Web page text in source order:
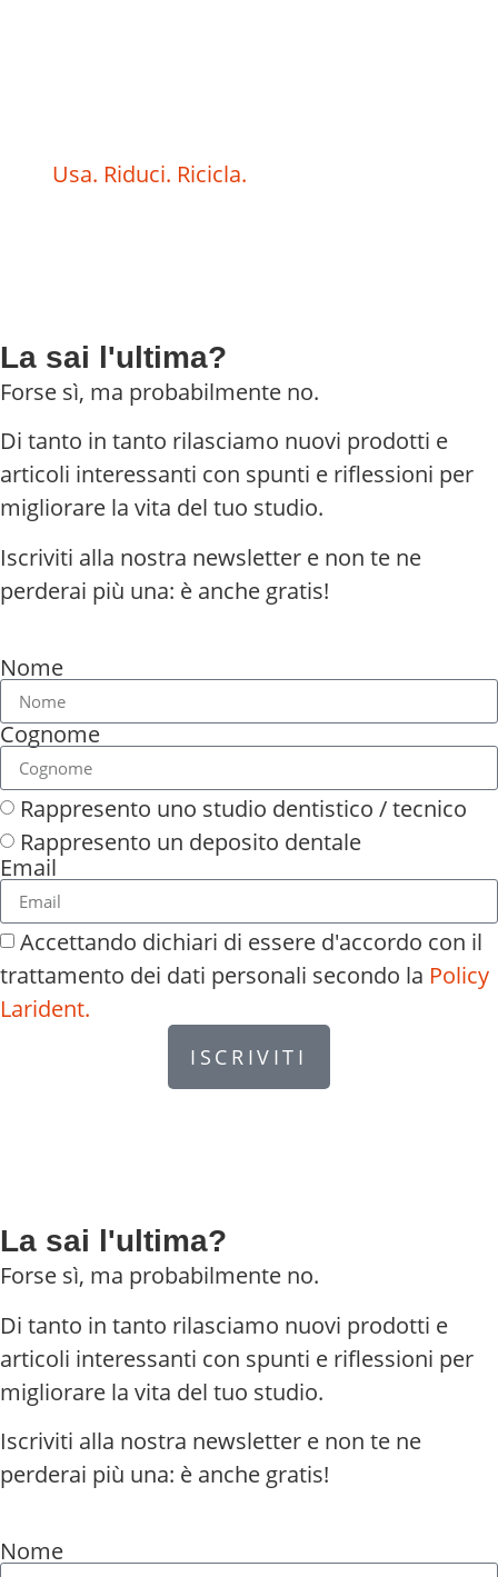
Usa. Riduci. Ricicla.
La sai l'ultima?
Forse sì, ma probabilmente no.
Di tanto in tanto rilasciamo nuovi prodotti e
articoli interessanti con spunti e riflessioni per
migliorare la vita del tuo studio.
Iscriviti alla nostra newsletter e non te ne
perderai più una: è anche gratis!
Nome
Cognome
Rappresento uno studio dentistico / tecnico
Rappresento un deposito dentale
Email
Accettando dichiari di essere d'accordo con il
trattamento dei dati personali secondo la Policy
Larident.
ISCRIVITI
La sai l'ultima?
Forse sì, ma probabilmente no.
Di tanto in tanto rilasciamo nuovi prodotti e
articoli interessanti con spunti e riflessioni per
migliorare la vita del tuo studio.
Iscriviti alla nostra newsletter e non te ne
perderai più una: è anche gratis!
Nome